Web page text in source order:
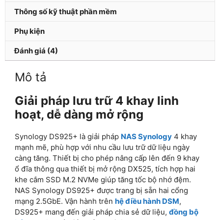
Thông số kỹ thuật phần mềm
Phụ kiện
Đánh giá (4)
Mô tả
Giải pháp lưu trữ 4 khay linh
hoạt, dễ dàng mở rộng
Synology DS925+ là giải pháp NAS Synology 4 khay
mạnh mẽ, phù hợp với nhu cầu lưu trữ dữ liệu ngày
càng tăng. Thiết bị cho phép nâng cấp lên đến 9 khay
ổ đĩa thông qua thiết bị mở rộng DX525, tích hợp hai
khe cắm SSD M.2 NVMe giúp tăng tốc bộ nhớ đệm.
NAS Synology DS925+ được trang bị sẵn hai cổng
mạng 2.5GbE. Vận hành trên hệ điều hành DSM,
DS925+ mang đến giải pháp chia sẻ dữ liệu, đồng bộ